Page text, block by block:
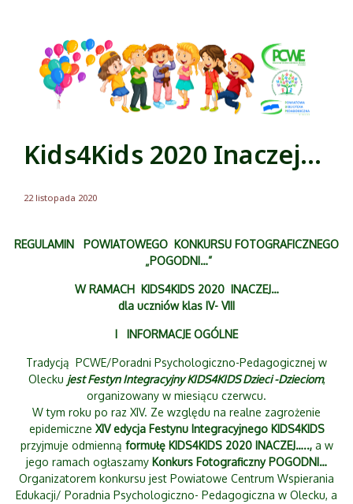
Kids4Kids 2020 Inaczej…
22 listopada 2020
REGULAMIN POWIATOWEGO KONKURSU FOTOGRAFICZNEGO
„POGODNI…”
W RAMACH KIDS4KIDS 2020 INACZEJ…
dla uczniów klas IV- VIII
I INFORMACJE OGÓLNE
Tradycją PCWE/Poradni Psychologiczno-Pedagogicznej w
Olecku jest Festyn Integracyjny KIDS4KIDS Dzieci -Dzieciom,
organizowany w miesiącu czerwcu.
W tym roku po raz XIV. Ze względu na realne zagrożenie
epidemiczne XIV edycja Festynu Integracyjnego KIDS4KIDS
przyjmuje odmienną formułę KIDS4KIDS 2020 INACZEJ…..,a w
jego ramach ogłaszamy Konkurs Fotograficzny POGODNI…
Organizatorem konkursu jest Powiatowe Centrum Wspierania
Edukacji/ Poradnia Psychologiczno- Pedagogiczna w Olecku, a